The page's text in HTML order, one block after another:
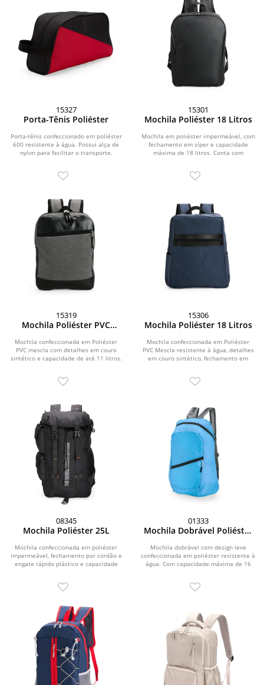
15327
Porta-Tênis Poliéster
Porta-tênis confeccionado em poliéster
600 resistente à água. Possui alça de
nylon para facilitar o transporte.
15301
Mochila Poliéster 18 Litros
Mochila em poliéster impermeável, com
fechamento em zíper e capacidade
máxima de 18 litros. Conta com
15319
Mochila Poliéster PVC
Mochila confeccionada em Poliéster
PVC mescla com detalhes em couro
sintético e capacidade de até 11 litros.
15306
Mochila Poliéster 18 Litros
Mochila confeccionada em Poliéster
PVC Mescla resistente à água, detalhes
em couro sintético, fechamento em
08345
Mochila Poliéster 25L
Mochila confeccionada em poliéster
impermeável, fechamento por cordão e
engate rápido plástico e capacidade
01333
Mochila Dobrável Poliéster
Mochila dobrável com design leve
confeccionada em poliéster resistente à
água. Com capacidade máxima de 16